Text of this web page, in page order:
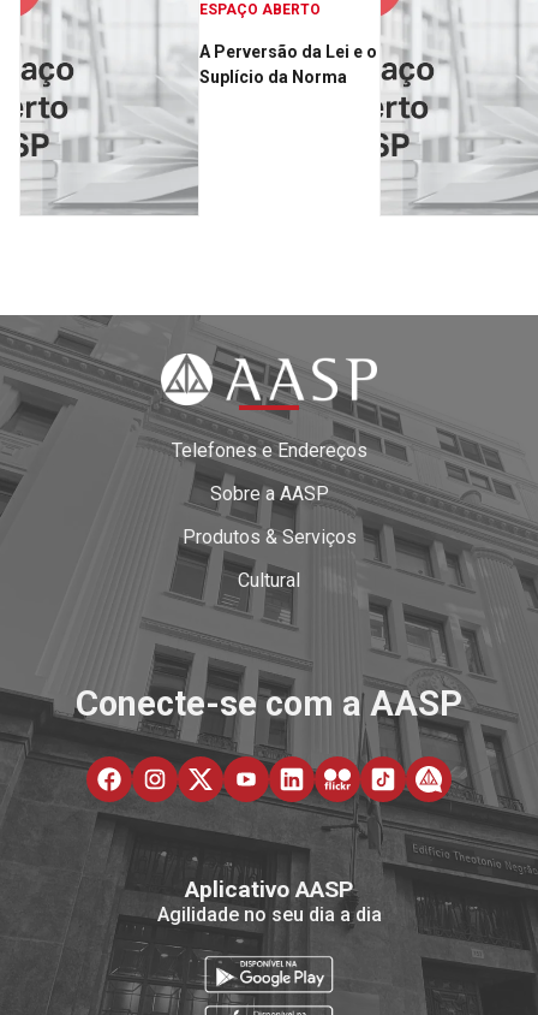
ESPAÇO ABERTO
A Perversão da Lei e o
Suplício da Norma
Telefones e Endereços
Sobre a AASP
Produtos & Serviços
Cultural
Conecte-se com a AASP
Aplicativo AASP
Agilidade no seu dia a dia